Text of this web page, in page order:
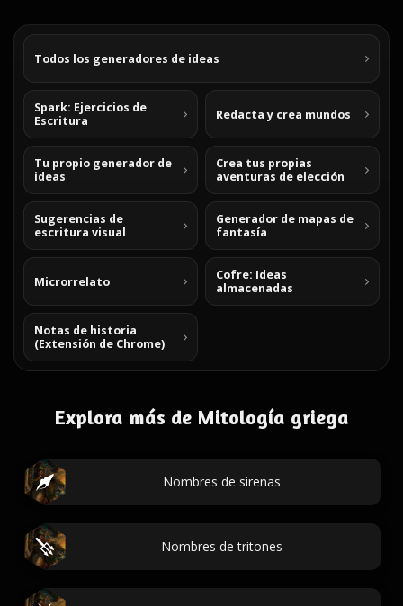
Todos los generadores de ideas
Spark: Ejercicios de
Escritura
Redacta y crea mundos
Tu propio generador de
ideas
Crea tus propias
aventuras de elección
Sugerencias de
escritura visual
Generador de mapas de
fantasía
Microrrelato
Cofre: Ideas
almacenadas
Notas de historia
(Extensión de Chrome)
Explora más de Mitología griega
Nombres de sirenas
Nombres de tritones